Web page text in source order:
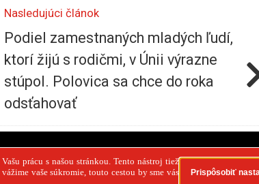
Nasledujúci článok
Podiel zamestnaných mladých ľudí,
ktorí žijú s rodičmi, v Únii výrazne
stúpol. Polovica sa chce do roka
odsťahovať
článok Reklama Spolupráca Kontakt